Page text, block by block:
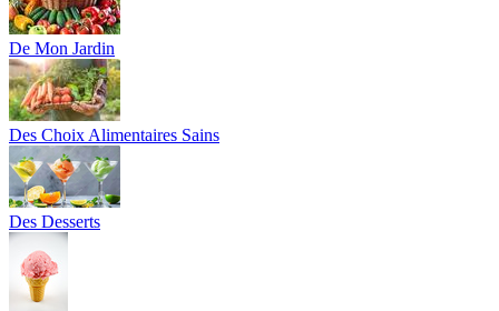
De Mon Jardin
Des Choix Alimentaires Sains
Des Desserts